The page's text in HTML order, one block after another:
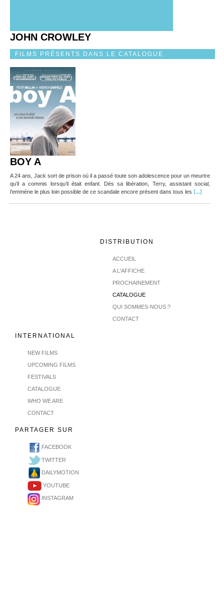
JOHN CROWLEY
FILMS PRÉSENTS DANS LE CATALOGUE
BOY A
A 24 ans, Jack sort de prison où il a passé toute son adolescence pour un meurtre
qu’il a commis lorsqu’il était enfant. Dès sa libération, Terry, assistant social,
l’emmène le plus loin possible de ce scandale encore présent dans tous les (...)
DISTRIBUTION
ACCUEIL
A L'AFFICHE
PROCHAINEMENT
CATALOGUE
QUI SOMMES-NOUS ?
CONTACT
INTERNATIONAL
NEW FILMS
UPCOMING FILMS
FESTIVALS
CATALOGUE
WHO WE ARE
CONTACT
PARTAGER SUR
FACEBOOK
TWITTER
DAILYMOTION
YOUTUBE
INSTAGRAM